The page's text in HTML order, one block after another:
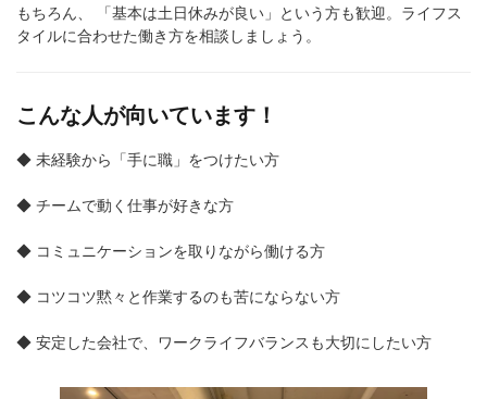
もちろん、 「基本は土日休みが良い」という方も歓迎。ライフス
タイルに合わせた働き方を相談しましょう。
こんな人が向いています！
◆ 未経験から「手に職」をつけたい方
◆ チームで動く仕事が好きな方
◆ コミュニケーションを取りながら働ける方
◆ コツコツ黙々と作業するのも苦にならない方
◆ 安定した会社で、ワークライフバランスも大切にしたい方